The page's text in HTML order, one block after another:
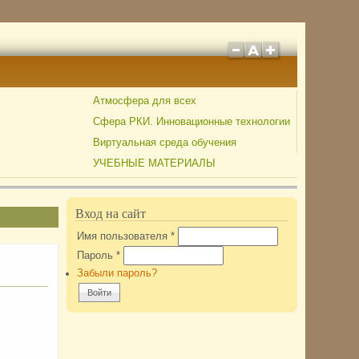
Атмосфера для всех
Сфера РКИ. Инновационные технологии
Виртуальная среда обучения
УЧЕБНЫЕ МАТЕРИАЛЫ
Вход на сайт
Имя пользователя*
Пароль*
Забыли пароль?